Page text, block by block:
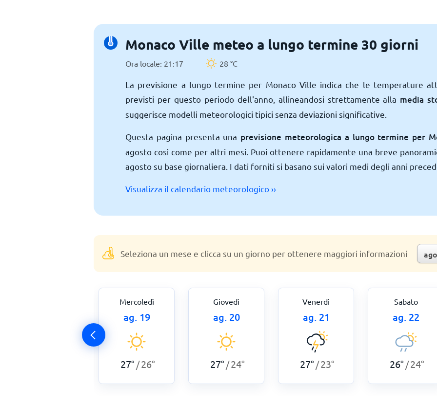
Monaco Ville meteo a lungo termine 30 giorni
Ora locale: 21:17 28 °C
La previsione a lungo termine per Monaco Ville indica che le temperature
previsti per questo periodo dell'anno, allineandosi strettamente alla media
suggerisce modelli meteorologici tipici senza deviazioni significative.
Questa pagina presenta una previsione meteorologica a lungo termine per
agosto così come per altri mesi. Puoi ottenere rapidamente una breve
agosto su base giornaliera. I dati forniti si basano sui valori medi degli anni
Visualizza il calendario meteorologico ››
Seleziona un mese e clicca su un giorno per ottenere maggiori informazioni
Mercoledì
ag. 19
27° /26°
Giovedì
ag. 20
27° /24°
Venerdì
ag. 21
27° /23°
Sabato
ag. 22
26° /24°